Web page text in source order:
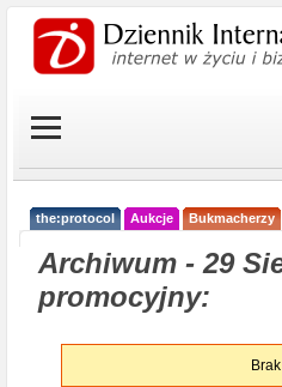
the:protocol Aukcje Bukmacherzy
Archiwum - 29
promocyjny: